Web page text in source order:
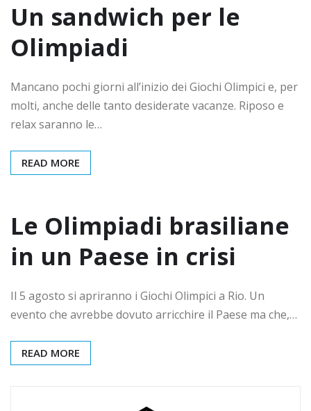
Un sandwich per le
Olimpiadi
Mancano pochi giorni all’inizio dei Giochi Olimpici e, per
molti, anche delle tanto desiderate vacanze. Riposo e
relax saranno le…
READ MORE
Le Olimpiadi brasiliane
in un Paese in crisi
Il 5 agosto si apriranno i Giochi Olimpici a Rio. Un
evento che avrebbe dovuto arricchire il Paese ma che,…
READ MORE